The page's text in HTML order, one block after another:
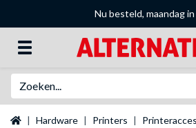
Nu besteld, maandag
Startpagina
Hardware Printers